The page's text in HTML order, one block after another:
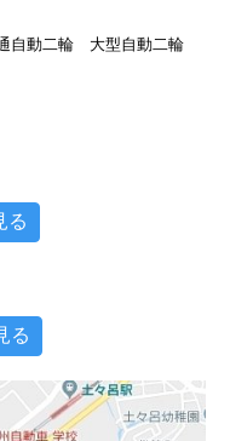
自動二輪 大型自動二輪
る
る